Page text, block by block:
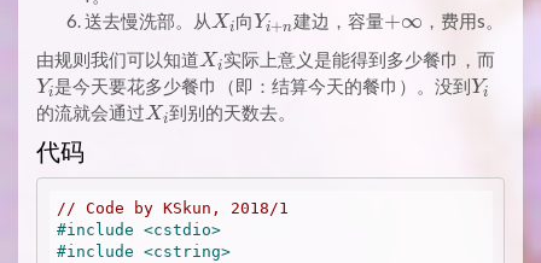
送去慢洗部。从X_i
Xi向Y_{i+n}
Yi+n建边，容量+
\infty
+∞ ，费用s。
由规则我们可以知道X_i
Xi实际上意义是能得到多少餐巾，而
Yi是今天要花多少餐巾（即：结算今天的餐巾）。没到Y_i
Yi
的流就会通过X_i
Xi到别的天数去。
代码
// Code by KSkun, 2018/1
#include <cstdio>
#include <cstring>